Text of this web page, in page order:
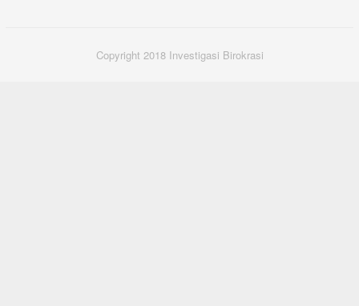
Copyright 2018 Investigasi Birokrasi